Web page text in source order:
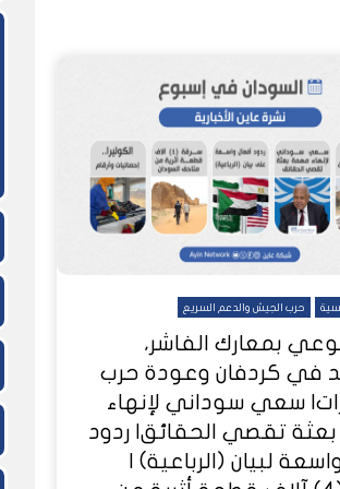
كيف أفرغت الحرب حقول مشروع
من العمال الزراعيين؟
إلى
الغلاء يطال كل شيء ويهدد لقمة
السودانيين
حرب الجيش والدعم السريع
بمعارك الفاشر،
في كردفان وعودة حرب
سعي سوداني لإنهاء
تقصي الحقائق| ردود
لبيان (الرباعية) |